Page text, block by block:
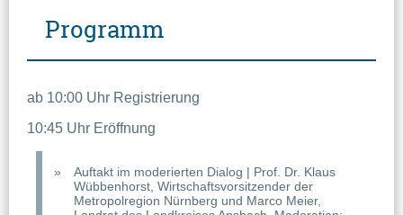
Programm
ab 10:00 Uhr Registrierung
10:45 Uhr Eröffnung
Auftakt im moderierten Dialog | Prof. Dr. Klaus
Wübbenhorst, Wirtschaftsvorsitzender der
Metropolregion Nürnberg und Marco Meier,